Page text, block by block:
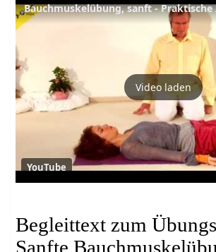
Video laden
YouTube
Begleittext zum
Sanfte